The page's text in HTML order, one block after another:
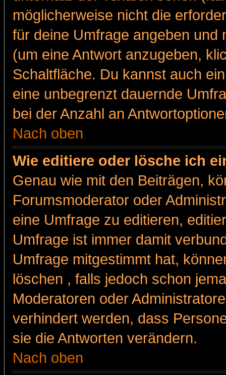
möglicherweise nicht die
für deine Umfrage angeben und
(um eine Antwort anzugeben,
Schaltfläche. Du kannst auch
eine unbegrenzt dauernde
bei der Anzahl an
Nach oben
Wie editiere oder lösche ich
Genau wie mit den Beiträgen,
Forumsmoderator oder
eine Umfrage zu editieren,
Umfrage ist immer damit
Umfrage mitgestimmt hat,
löschen , falls jedoch schon
Moderatoren oder
verhindert werden, dass
sie die Antworten verändern.
Nach oben